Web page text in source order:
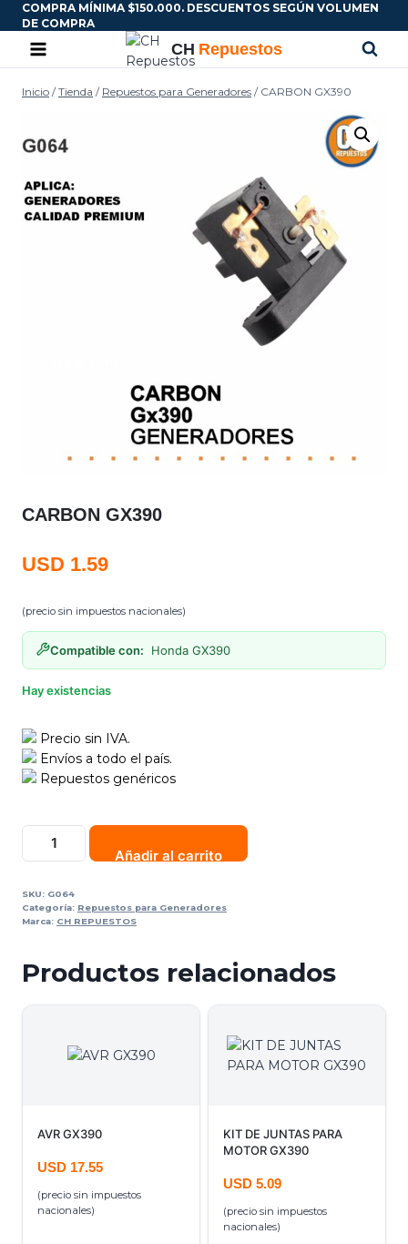
COMPRA MÍNIMA $150.000. DESCUENTOS SEGÚN VOLUMEN
DE COMPRA
Inicio / Tienda / Repuestos para Generadores / CARBON GX390
CARBON GX390
USD 1.59
(precio sin impuestos nacionales)
Compatible con: Honda GX390
Hay existencias
Precio sin IVA.
Envíos a todo el país.
Repuestos genéricos
Añadir al carrito
SKU: G064
Categoría: Repuestos para Generadores
Marca: CH REPUESTOS
Productos relacionados
AVR GX390
USD 17.55
(precio sin impuestos
nacionales)
KIT DE JUNTAS PARA
MOTOR GX390
USD 5.09
(precio sin impuestos
nacionales)